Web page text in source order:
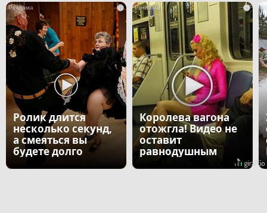
i
Ролик длится
несколько секунд,
а смеяться вы
будете долго
i
Королева вагона
отожгла! Видео не
оставит
равнодушным